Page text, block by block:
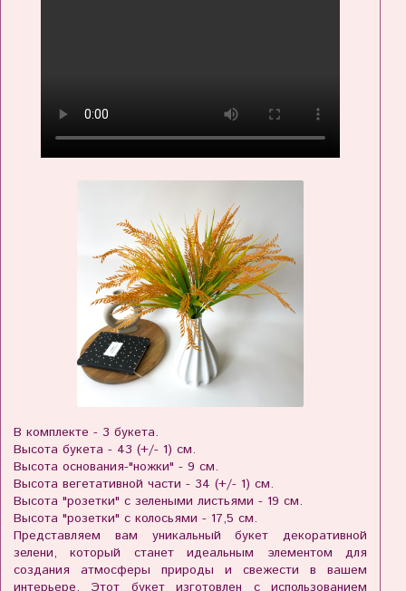
В комплекте - 3 букета.
Высота букета - 43 (+/- 1) см.
Высота основания-"ножки" - 9 см.
Высота вегетативной части - 34 (+/- 1) см.
Высота "розетки" с зелеными листьями - 19 см.
Высота "розетки" с колосьями - 17,5 см.
Представляем вам уникальный букет декоративной
зелени, который станет идеальным элементом для
создания атмосферы природы и свежести в вашем
интерьере. Этот букет изготовлен с использованием